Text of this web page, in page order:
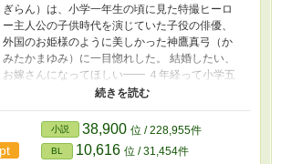
ぎらん）は、小学一年生の頃に見た特撮ヒーロ
ー主人公の子供時代を演じていた子役の俳優、
外国のお姫様のように美しかった神鷹真弓（か
みたかまゆみ）に一目惚れした。 結婚したい、
お嫁さんになってほしい━━ ４年経って小学五
年生となった今も想いは褪せておらず、偶然に
父がコレクションしていた昔の物で、実際に会
った彼は既に成長しており少年ではなくなって
おり…… 何か、とても怖い系のオッサンになっ
小説 38,900 位 / 228,955件
BL 10,616 位 / 31,454件